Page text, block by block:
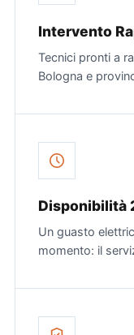
Intervento
Tecnici pronti a
Bologna e
Disponibilità
Un guasto
momento: il